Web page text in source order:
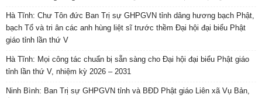
Hà Tĩnh: Chư Tôn đức Ban Trị sự GHPGVN tỉnh dâng hương bạch Phật,
bạch Tổ và tri ân các anh hùng liệt sĩ trước thềm Đại hội đại biểu Phật
giáo tỉnh lần thứ V
Hà Tĩnh: Mọi công tác chuẩn bị sẵn sàng cho Đại hội đại biểu Phật giáo
tỉnh lần thứ V, nhiệm kỳ 2026 – 2031
Ninh Bình: Ban Trị sự GHPGVN tỉnh và BĐD Phật giáo Liên xã Vụ Bản,